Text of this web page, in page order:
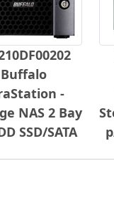
Buffalo
-
NAS 2 Bay
SSD/SATA